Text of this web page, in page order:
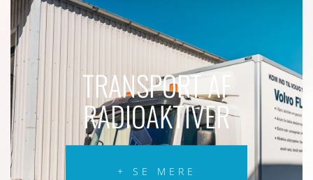
TRANSPORT AF
RADIOAKTIVER
+ SE MERE